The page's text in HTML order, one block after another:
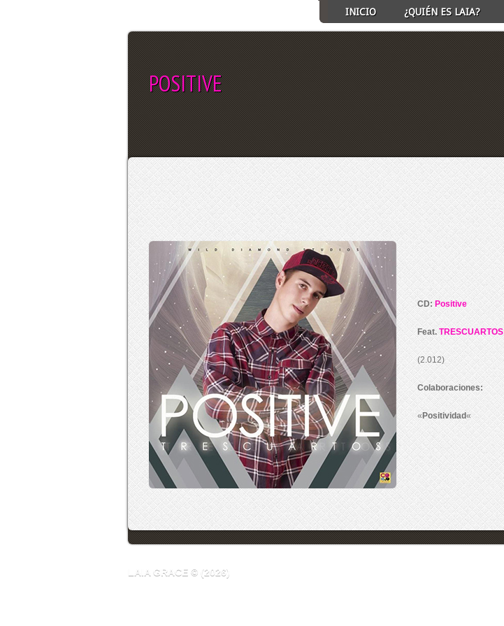
INICIO ¿QUIÉN ES LAIA?
POSITIVE
SELECT ALBUM TO PLAY
CD:Positive
Feat.TRESCUARTOS
(2.012)
Colaboraciones:
«Positividad«
LAIA GRACE © (2026)